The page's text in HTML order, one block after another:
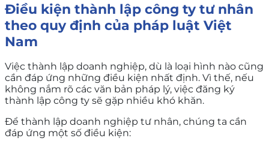
Điều kiện thành lập công ty tư nhân
theo quy định của pháp luật Việt
Nam
Việc thành lập doanh nghiệp, dù là loại hình nào cũng
cần đáp ứng những điều kiện nhất định. Vì thế, nếu
không nắm rõ các văn bản pháp lý, việc đăng ký
thành lập công ty sẽ gặp nhiều khó khăn.
Để thành lập doanh nghiệp tư nhân, chúng ta cần
đáp ứng một số điều kiện: